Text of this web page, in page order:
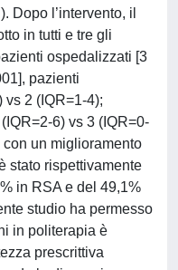
Dopo l’intervento, il
in tutti e tre gli
ospedalizzati [3
pazienti
vs 2 (IQR=1-4);
6) vs 3 (IQR=0-
un miglioramento
stato rispettivamente
in RSA e del 49,1%
studio ha permesso
in politerapia è
prescrittiva